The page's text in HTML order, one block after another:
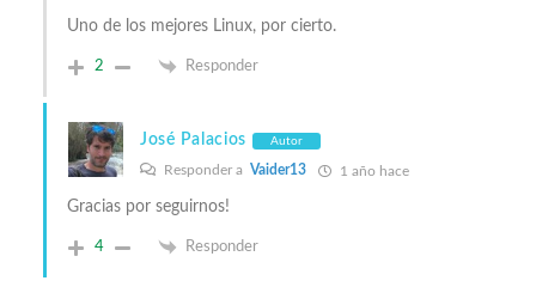
Uno de los mejores Linux, por cierto.
2 Responder
José Palacios Autor
Responder a Vaider13 1 año hace
Gracias por seguirnos!
4 Responder